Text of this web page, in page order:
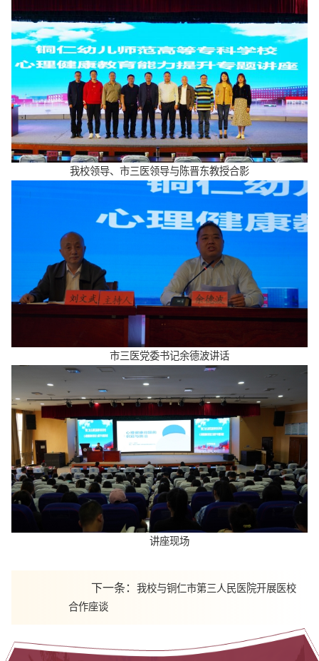
我校领导、市三医领导与陈晋东教授合影
市三医党委书记余德波讲话
讲座现场
下一条： 我校与铜仁市第三人民医院开展医校
合作座谈